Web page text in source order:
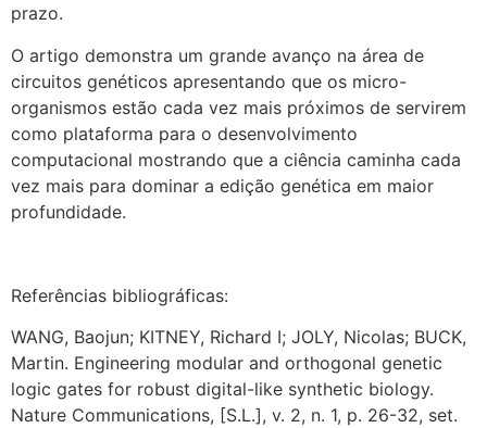
prazo.
O artigo demonstra um grande avanço na área de
circuitos genéticos apresentando que os micro-
organismos estão cada vez mais próximos de servirem
como plataforma para o desenvolvimento
computacional mostrando que a ciência caminha cada
vez mais para dominar a edição genética em maior
profundidade.
Referências bibliográficas:
WANG, Baojun; KITNEY, Richard I; JOLY, Nicolas; BUCK,
Martin. Engineering modular and orthogonal genetic
logic gates for robust digital-like synthetic biology.
Nature Communications, [S.L.], v. 2, n. 1, p. 26-32, set.